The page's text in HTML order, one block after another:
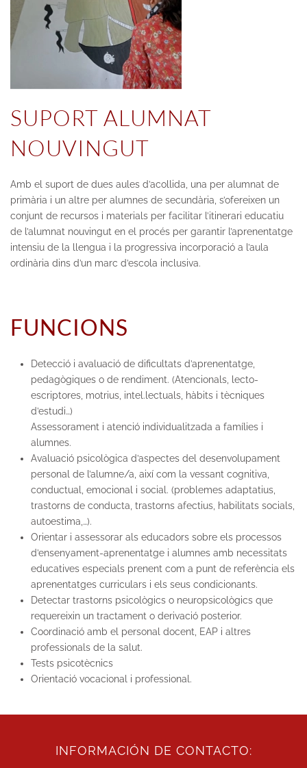
SUPORT ALUMNAT
NOUVINGUT
Amb el suport de dues aules d’acollida, una per alumnat de
primària i un altre per alumnes de secundària, s’ofereixen un
conjunt de recursos i materials per facilitar l’itinerari educatiu
de l’alumnat nouvingut en el procés per garantir l’aprenentatge
intensiu de la llengua i la progressiva incorporació a l’aula
ordinària dins d’un marc d’escola inclusiva.
FUNCIONS
Detecció i avaluació de dificultats d’aprenentatge,
pedagògiques o de rendiment. (Atencionals, lecto-
escriptores, motrius, intel.lectuals, hàbits i tècniques
d’estudi…)
Assessorament i atenció individualitzada a famílies i
alumnes.
Avaluació psicològica d’aspectes del desenvolupament
personal de l’alumne/a, així com la vessant cognitiva,
conductual, emocional i social. (problemes adaptatius,
trastorns de conducta, trastorns afectius, habilitats socials,
autoestima,…).
Orientar i assessorar als educadors sobre els processos
d’ensenyament-aprenentatge i alumnes amb necessitats
educatives especials prenent com a punt de referència els
aprenentatges curriculars i els seus condicionants.
Detectar trastorns psicològics o neuropsicològics que
requereixin un tractament o derivació posterior.
Coordinació amb el personal docent, EAP i altres
professionals de la salut.
Tests psicotècnics
Orientació vocacional i professional.
INFORMACIÓN DE CONTACTO: